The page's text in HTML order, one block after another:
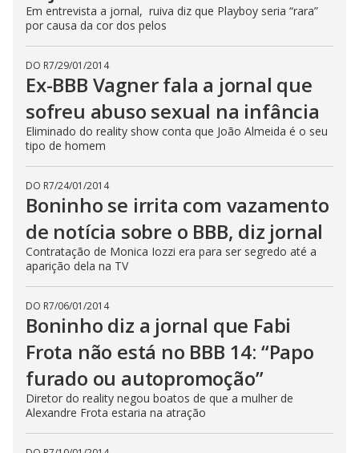
Em entrevista a jornal, ruiva diz que Playboy seria “rara”
por causa da cor dos pelos
DO R7/29/01/2014
Ex-BBB Vagner fala a jornal que
sofreu abuso sexual na infância
Eliminado do reality show conta que João Almeida é o seu
tipo de homem
DO R7/24/01/2014
Boninho se irrita com vazamento
de notícia sobre o BBB, diz jornal
Contratação de Monica Iozzi era para ser segredo até a
aparição dela na TV
DO R7/06/01/2014
Boninho diz a jornal que Fabi
Frota não está no BBB 14: “Papo
furado ou autopromoção”
Diretor do reality negou boatos de que a mulher de
Alexandre Frota estaria na atração